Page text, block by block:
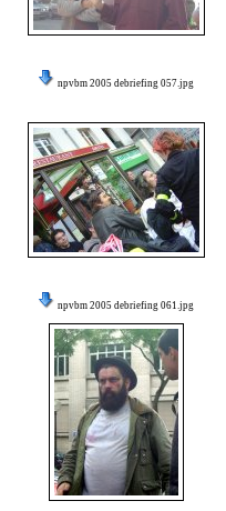
npvbm 2005 debriefing 057.jpg
npvbm 2005 debriefing 061.jpg